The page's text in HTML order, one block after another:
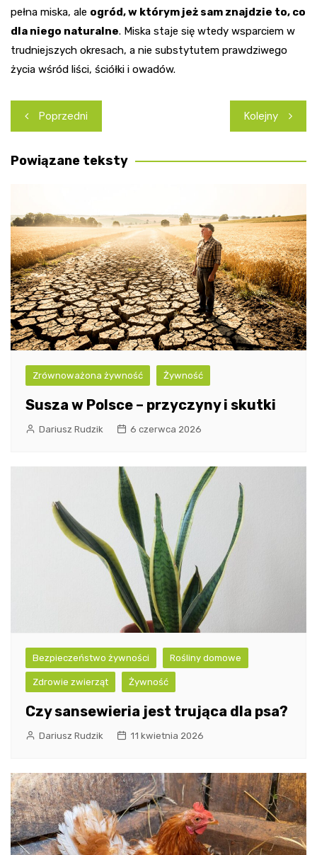
pełna miska, ale ogród, w którym jeż sam znajdzie to, co
dla niego naturalne. Miska staje się wtedy wsparciem w
trudniejszych okresach, a nie substytutem prawdziwego
życia wśród liści, ściółki i owadów.
Nawigacja
wpisu
Poprzedni Kolejny
Powiązane teksty
Zrównoważona żywność Żywność
Susza w Polsce – przyczyny i skutki
Dariusz Rudzik 6 czerwca 2026
Bezpieczeństwo żywności Rośliny domowe
Zdrowie zwierząt Żywność
Czy sansewieria jest trująca dla psa?
Dariusz Rudzik 11 kwietnia 2026